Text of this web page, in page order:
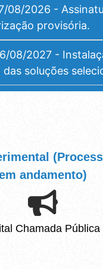
08/2026 -
provisória.
08/2027 -
soluções
andamento)
Chamada Pública